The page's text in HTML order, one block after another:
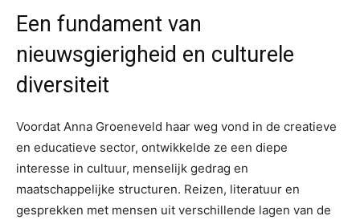
Een fundament van
nieuwsgierigheid en culturele
diversiteit
Voordat Anna Groeneveld haar weg vond in de creatieve
en educatieve sector, ontwikkelde ze een diepe
interesse in cultuur, menselijk gedrag en
maatschappelijke structuren. Reizen, literatuur en
gesprekken met mensen uit verschillende lagen van de